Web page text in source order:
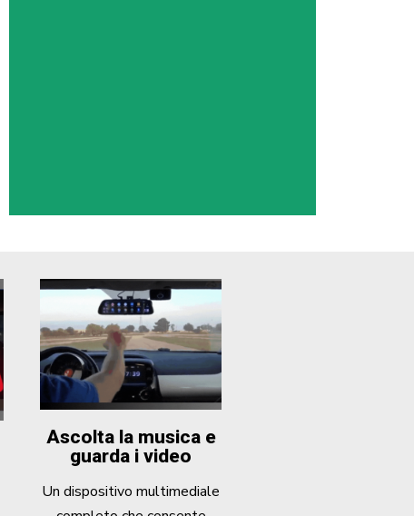
Ascolta la musica e
guarda i video
Un dispositivo multimediale